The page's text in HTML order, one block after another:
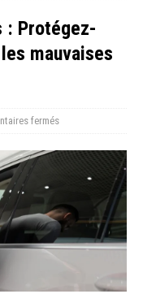
: Protégez-
mauvaises
fermés